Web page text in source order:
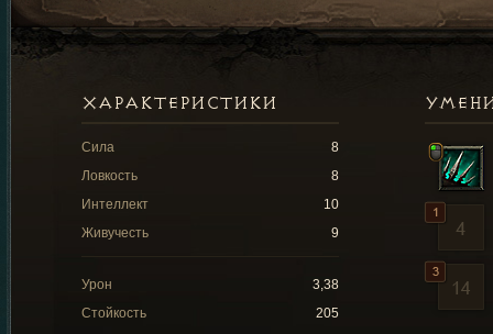
ХАРАКТЕРИСТИКИ
Сила
8
Ловкость
8
Интеллект
10
Живучесть
9
Урон
3,38
Стойкость
205